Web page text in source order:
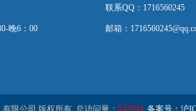
晚6：00
联系QQ：1716560245
邮箱：
限公司 版权所有 总访问量： 547034 备案号：沪